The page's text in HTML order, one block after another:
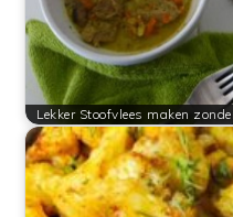
Lekker Stoofvlees maken